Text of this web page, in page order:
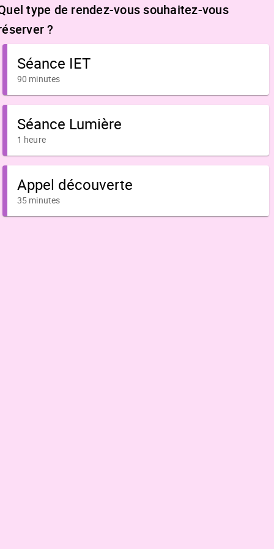
type de rendez-vous souhaitez-vous
?
Séance IET
90 minutes
Séance Lumière
1 heure
Appel découverte
35 minutes